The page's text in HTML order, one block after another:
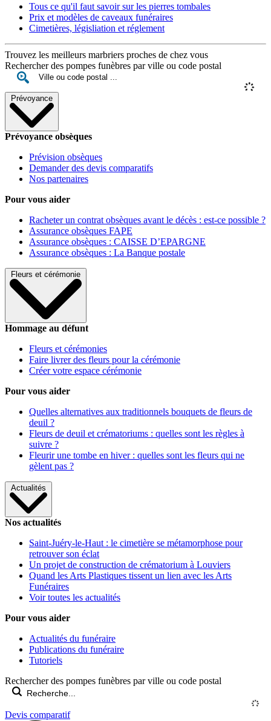
Tous ce qu'il faut savoir sur les pierres tombales
Prix et modèles de caveaux funéraires
Cimetières, législiation et réglement
Trouvez les meilleurs marbriers proches de chez vous
Rechercher des pompes funèbres par ville ou code postal
Prévoyance
Prévoyance obsèques
Prévision obsèques
Demander des devis comparatifs
Nos partenaires
Pour vous aider
Racheter un contrat obsèques avant le décès : est-ce possible ?
Assurance obsèques FAPE
Assurance obsèques : CAISSE D’EPARGNE
Assurance obsèques : La Banque postale
Fleurs et cérémonie
Hommage au défunt
Fleurs et cérémonies
Faire livrer des fleurs pour la cérémonie
Créer votre espace cérémonie
Pour vous aider
Quelles alternatives aux traditionnels bouquets de fleurs de
deuil ?
Fleurs de deuil et crématoriums : quelles sont les règles à
suivre ?
Fleurir une tombe en hiver : quelles sont les fleurs qui ne
gèlent pas ?
Actualités
Nos actualités
Saint-Juéry-le-Haut : le cimetière se métamorphose pour
retrouver son éclat
Un projet de construction de crématorium à Louviers
Quand les Arts Plastiques tissent un lien avec les Arts
Funéraires
Voir toutes les actualités
Pour vous aider
Actualités du funéraire
Publications du funéraire
Tutoriels
Rechercher des pompes funèbres par ville ou code postal
Devis comparatif